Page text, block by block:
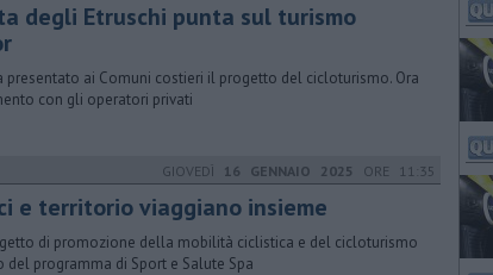
degli Etruschi punta sul turismo
presentato ai Comuni costieri il progetto del cicloturismo. Ora
con gli operatori privati
GIOVEDÌ 16 GENNAIO 2025 ORE 11:35
e territorio viaggiano insieme
di promozione della mobilità ciclistica e del cicloturismo
del programma di Sport e Salute Spa